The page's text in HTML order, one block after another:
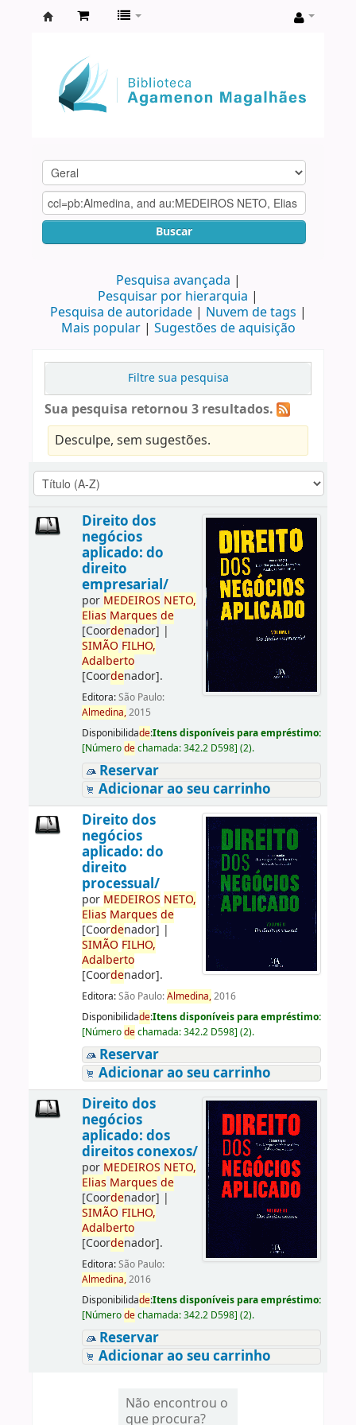
Agamenon
Magalhães
Buscar
Pesquisa avançada
Pesquisar por hierarquia
Pesquisa de autoridade
Nuvem de tags
Mais popular
Sugestões de aquisição
Filtre sua pesquisa
Sua pesquisa retornou 3 resultados.
Desculpe, sem sugestões.
Direito dos
negócios
aplicado: do
direito
empresarial/
por MEDEIROS NETO,
Elias Marques de
[Coordenador] |
SIMÃO FILHO,
Adalberto
[Coordenador].
Editora:São Paulo:
Almedina,2015
Disponibilidade:Itens disponíveis para empréstimo:
[Númerodechamada:342.2 D598] (2).
Reservar
Adicionar ao seu carrinho
Direito dos
negócios
aplicado: do
direito
processual/
por MEDEIROS NETO,
Elias Marques de
[Coordenador] |
SIMÃO FILHO,
Adalberto
[Coordenador].
Editora:São Paulo:Almedina,2016
Disponibilidade:Itens disponíveis para empréstimo:
[Númerodechamada:342.2 D598] (2).
Reservar
Adicionar ao seu carrinho
Direito dos
negócios
aplicado: dos
direitos conexos/
por MEDEIROS NETO,
Elias Marques de
[Coordenador] |
SIMÃO FILHO,
Adalberto
[Coordenador].
Editora:São Paulo:
Almedina,2016
Disponibilidade:Itens disponíveis para empréstimo:
[Númerodechamada:342.2 D598] (2).
Reservar
Adicionar ao seu carrinho
Não encontrou o
que procura?